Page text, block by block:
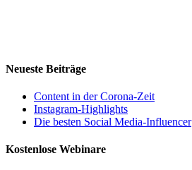
Neueste Beiträge
Content in der Corona-Zeit
Instagram-Highlights
Die besten Social Media-Influencer
Kostenlose Webinare